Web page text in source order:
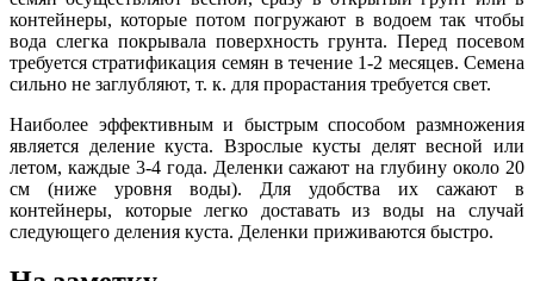
контейнеры, которые потом погружают в водоем так чтобы
вода слегка покрывала поверхность грунта. Перед посевом
требуется стратификация семян в течение 1-2 месяцев. Семена
сильно не заглубляют, т. к. для прорастания требуется свет.
Наиболее эффективным и быстрым способом размножения
является деление куста. Взрослые кусты делят весной или
летом, каждые 3-4 года. Деленки сажают на глубину около 20
см (ниже уровня воды). Для удобства их сажают в
контейнеры, которые легко доставать из воды на случай
следующего деления куста. Деленки приживаются быстро.